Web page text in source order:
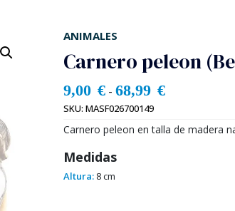
ANIMALES
Carnero peleon
9,00 €- 68,99 €
SKU: MASF026700149
Carnero peleon en talla de madera
Medidas
Altura: 8 cm